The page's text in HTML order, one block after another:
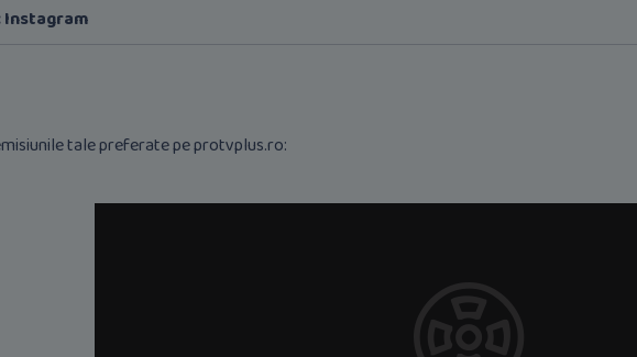
tale preferate pe protvplus.ro: